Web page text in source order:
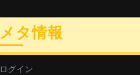
メタ情報
ログイン